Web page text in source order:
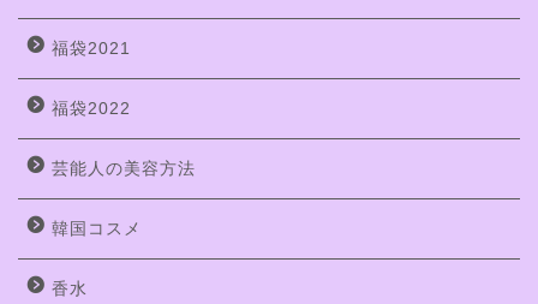
福袋2021
福袋2022
芸能人の美容方法
韓国コスメ
香水